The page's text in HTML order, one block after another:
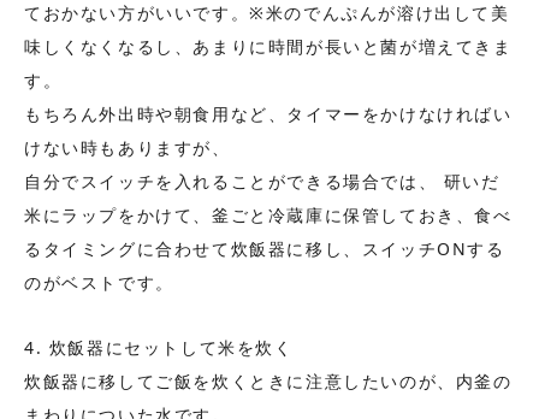
ておかない方がいいです。※米のでんぷんが溶け出して美
味しくなくなるし、あまりに時間が長いと菌が増えてきま
す。
もちろん外出時や朝食用など、タイマーをかけなければい
けない時もありますが、
自分でスイッチを入れることができる場合では、 研いだ
米にラップをかけて、釜ごと冷蔵庫に保管しておき、食べ
るタイミングに合わせて炊飯器に移し、スイッチONする
のがベストです。
4. 炊飯器にセットして米を炊く
炊飯器に移してご飯を炊くときに注意したいのが、内釜の